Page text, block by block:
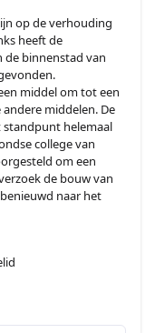
op de verhouding
heeft de
de binnenstad van
middel om tot een
middelen. De
helemaal
college van
om een
de bouw van
naar het